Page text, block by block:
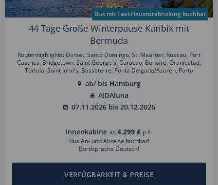
Bus mit Taxi-Haustürabholung buchbar
44 Tage Große Winterpause Karibik mit
Bermuda
Routenhighlights: Dorset, Santo Domingo, St. Maarten, Roseau, Port
Castries, Bridgetown, Saint George´s, Curacao, Bonaire, Oranjestad,
Tortola, Saint John's, Basseterre, Ponta Delgada/Azoren, Porto
ab/ bis Hamburg
AIDAluna
07.11.2026 bis 20.12.2026
Innenkabine ab 4.299 € p.P.
Bus An- und Abreise buchbar!
Bordsprache Deutsch!
VERFÜGBARKEIT & PREISE